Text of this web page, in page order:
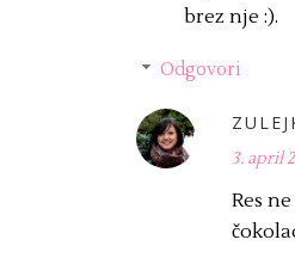
brez nje :).
Odgovori
3. april
Res